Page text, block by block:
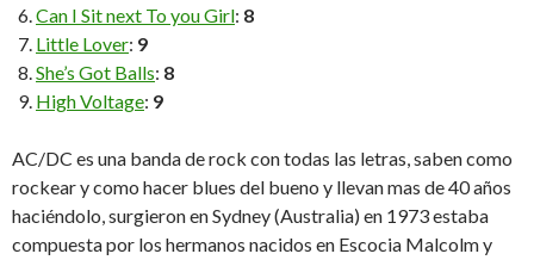
Can I Sit next To you Girl: 8
Little Lover: 9
She’s Got Balls: 8
High Voltage: 9
AC/DC es una banda de rock con todas las letras, saben como
rockear y como hacer blues del bueno y llevan mas de 40 años
haciéndolo, surgieron en Sydney (Australia) en 1973 estaba
compuesta por los hermanos nacidos en Escocia Malcolm y